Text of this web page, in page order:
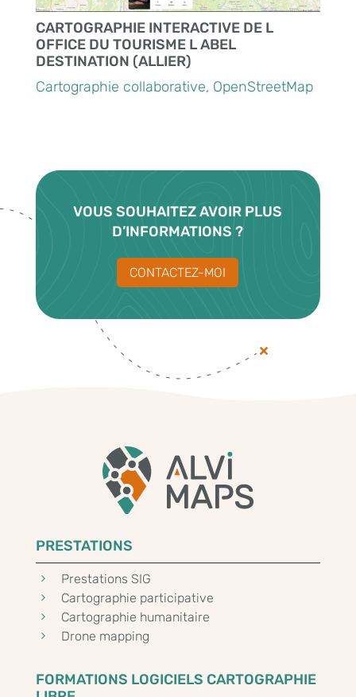
CARTOGRAPHIE INTERACTIVE DE L
OFFICE DU TOURISME L ABEL
DESTINATION (ALLIER)
Cartographie collaborative, OpenStreetMap
VOUS SOUHAITEZ AVOIR PLUS
D’INFORMATIONS ?
CONTACTEZ-MOI
PRESTATIONS
5 Prestations SIG
5 Cartographie participative
5 Cartographie humanitaire
5 Drone mapping
FORMATIONS LOGICIELS CARTOGRAPHIE